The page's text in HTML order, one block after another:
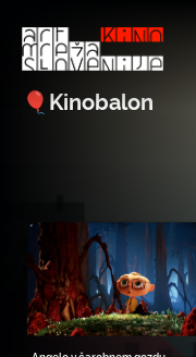
🎈Kinobalon